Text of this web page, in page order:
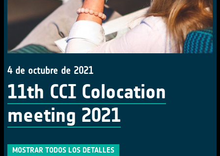
4 de octubre de 2021
11th CCI Colocation
meeting 2021
MOSTRAR TODOS LOS DETALLES